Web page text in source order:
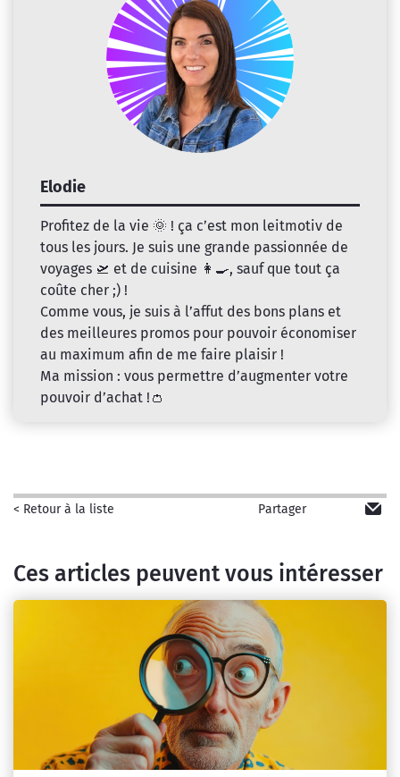
Elodie
Profitez de la vie 🌞 ! ça c’est mon leitmotiv de
tous les jours. Je suis une grande passionnée de
voyages 🛫 et de cuisine 👩‍🍳, sauf que tout ça
coûte cher ;) !
Comme vous, je suis à l’affut des bons plans et
des meilleures promos pour pouvoir économiser
au maximum afin de me faire plaisir !
Ma mission : vous permettre d’augmenter votre
pouvoir d’achat !👛
< Retour à la liste Partager
Ces articles peuvent vous intéresser